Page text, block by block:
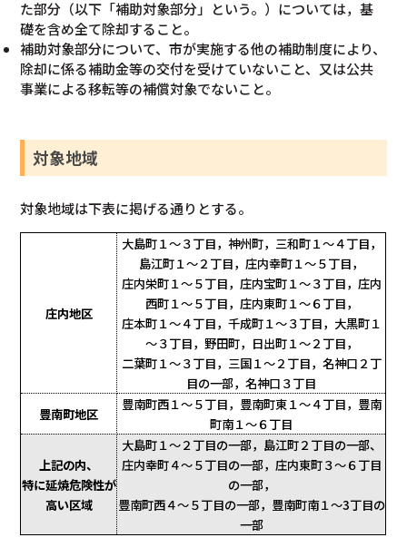
た部分（以下「補助対象部分」という。）については，基
礎を含め全て除却すること。
補助対象部分について、市が実施する他の補助制度により、
除却に係る補助金等の交付を受けていないこと、又は公共
事業による移転等の補償対象でないこと。
対象地域
対象地域は下表に掲げる通りとする。
庄内地区
大島町１～３丁目，神州町，三和町１～４丁目，
島江町１～２丁目，庄内幸町１～５丁目，
庄内栄町１～５丁目，庄内宝町１～３丁目， 庄内
西町１～５丁目，庄内東町１～６丁目，
庄本町１～４丁目， 千成町１～３丁目，大黒町１
～３丁目，野田町，日出町１～２丁目，
二葉町１～３丁目，三国１～２丁目，名神口２丁
目の一部，名神口３丁目
豊南町地区
豊南町西１～５丁目，豊南町東１～４丁目，豊南
町南１～６丁目
上記の内、
特に延焼危険性が
高い区域
大島町１～２丁目の一部，島江町２丁目の一部、
庄内幸町４～５丁目の一部，庄内東町３～６丁目
の一部，
豊南町西４～５丁目の一部，豊南町南１～3丁目の
一部